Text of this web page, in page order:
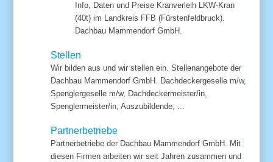
Info, Daten und Preise Kranverleih LKW-Kran
(40t) im Landkreis FFB (Fürstenfeldbruck).
Dachbau Mammendorf GmbH.
Stellen
Wir bilden aus und wir stellen ein. Stellenangebote der
Dachbau Mammendorf GmbH. Dachdeckergeselle m/w,
Spenglergeselle m/w, Dachdeckermeister/in,
Spenglermeister/in, Auszubildende, ...
Partnerbetriebe
Partnerbetriebe der Dachbau Mammendorf GmbH. Mit
diesen Firmen arbeiten wir seit Jahren zusammen und